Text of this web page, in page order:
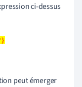
ci-dessus
peut émerger